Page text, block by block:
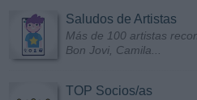
Saludos de Artistas
Más de 100 artistas
Bon Jovi, Camila...
TOP Socios/as